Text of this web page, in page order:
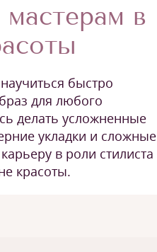
в
быстро
для любого
делать усложненные
укладки и сложные
в роли стилиста
красоты.